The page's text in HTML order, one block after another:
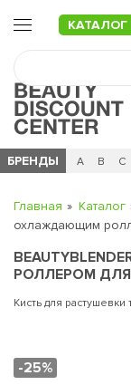
КАТАЛОГ
БРЕНДЫ
Ч 0 - 9 A B C
Главная Каталог
охлаждающим
РОЛЛЕРОМ
Кисть для растушевки
-25%